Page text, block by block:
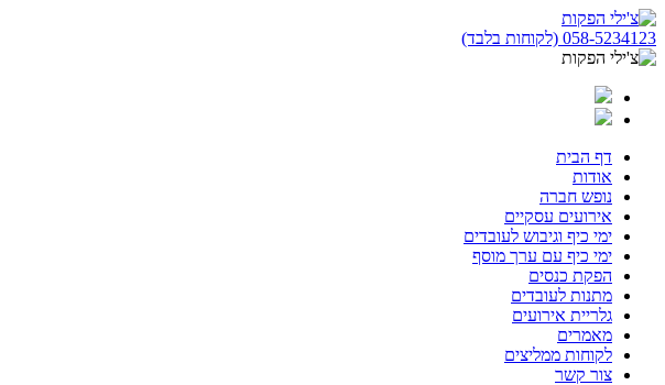
058-5234123 (לקוחות בלבד)
דף הבית
אודות
נופש חברה
אירועים עסקיים
ימי כיף וגיבוש לעובדים
ימי כיף עם ערך מוסף
הפקת כנסים
מתנות לעובדים
גלריית אירועים
מאמרים
לקוחות ממליצים
צור קשר